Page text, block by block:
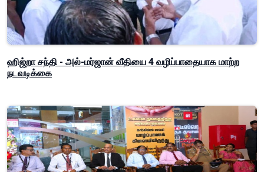
ஹிஜ்றா சந்தி - அல்-மர்ஜான் வீதியை 4 வழிப்பாதையாக மாற்ற
நடவடிக்கை